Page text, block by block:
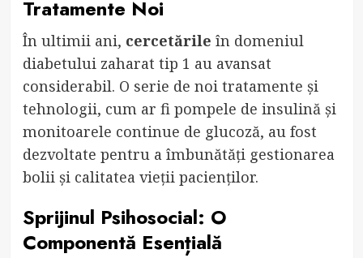
Tratamente Noi
În ultimii ani, cercetările în domeniul
diabetului zaharat tip 1 au avansat
considerabil. O serie de noi tratamente și
tehnologii, cum ar fi pompele de insulină și
monitoarele continue de glucoză, au fost
dezvoltate pentru a îmbunătăți gestionarea
bolii și calitatea vieții pacienților.
Sprijinul Psihosocial: O
Componentă Esențială